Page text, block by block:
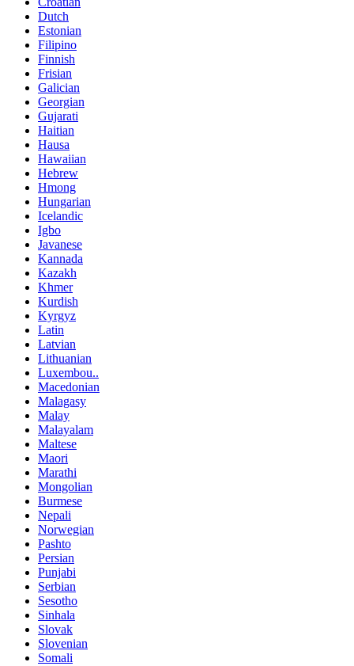
Dutch
Estonian
Filipino
Finnish
Frisian
Galician
Georgian
Gujarati
Haitian
Hausa
Hawaiian
Hebrew
Hmong
Hungarian
Icelandic
Igbo
Javanese
Kannada
Kazakh
Khmer
Kurdish
Kyrgyz
Latin
Latvian
Lithuanian
Luxembou..
Macedonian
Malagasy
Malay
Malayalam
Maltese
Maori
Marathi
Mongolian
Burmese
Nepali
Norwegian
Pashto
Persian
Punjabi
Serbian
Sesotho
Sinhala
Slovak
Slovenian
Somali